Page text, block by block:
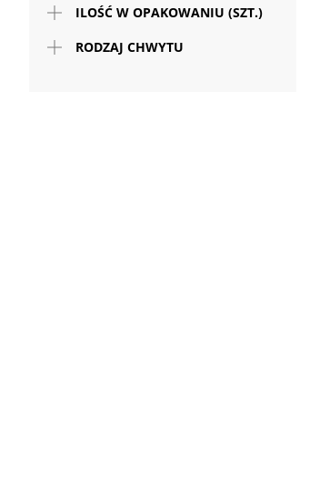
ILOŚĆ W OPAKOWANIU (SZT.)
RODZAJ CHWYTU